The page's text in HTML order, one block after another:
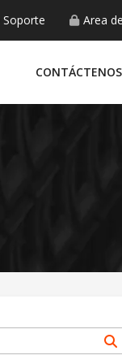
Soporte Area
CONTÁCTENOS